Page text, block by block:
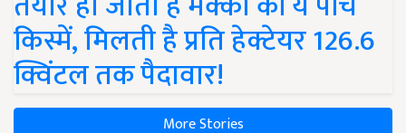
किस्में, मिलती है प्रति हेक्टेयर 126.6
क्विंटल तक पैदावार!
More Stories